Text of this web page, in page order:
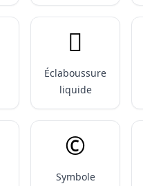
🫟
Éclaboussure
liquide
©️
Symbole